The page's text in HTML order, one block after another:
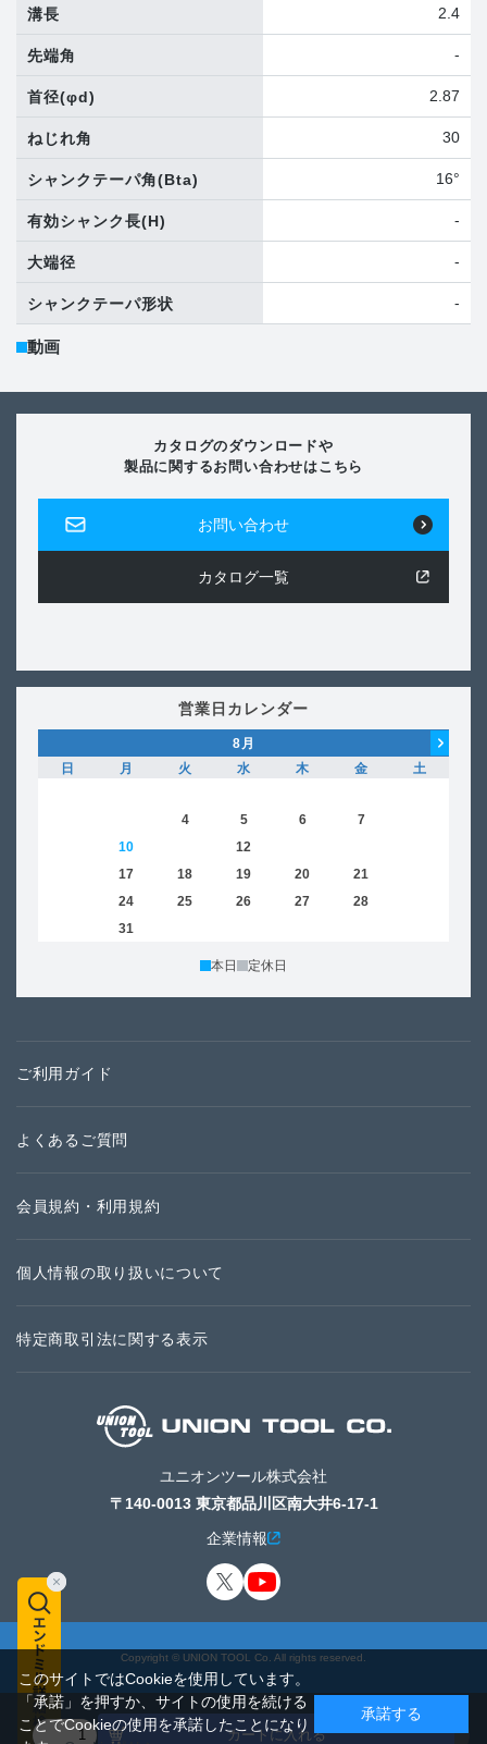
溝長 2.4
先端角 -
首径(φd) 2.87
ねじれ角 30
シャンクテーパ角(Bta) 16°
有効シャンク長(H) -
大端径 -
シャンクテーパ形状 -
動画
カタログのダウンロードや
製品に関するお問い合わせはこちら
お問い合わせ
カタログ一覧
営業日カレンダー
8月
日
月 火 水 木 金
土
4 5 6 7
10 12
17 18 19 20 21
24 25 26 27 28
31
本日 定休日
ご利用ガイド
よくあるご質問
会員規約・利用規約
個人情報の取り扱いについて
特定商取引法に関する表示
ユニオンツール株式会社
〒140-0013 東京都品川区南大井6-17-1
企業情報
Copyright © UNION TOOL Co. All rights reserved.
このサイトではCookieを使用しています。
「承諾」を押すか、サイトの使用を続ける
ことでCookieの使用を承諾したことになり
承諾する
カートに入れる